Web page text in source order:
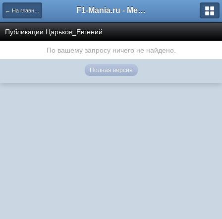
← На главную F1-Mania.ru - Международный чемпионат по симрейсингу
Публикации Царьков_Евгений
По вашему запросу ничего не найдено.
Полная версия